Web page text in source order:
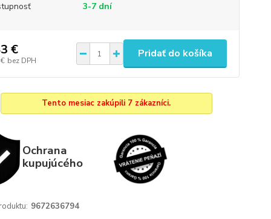
3-7 dní
€
bez DPH
Pridať do košíka
Tento mesiac zakúpili 7 zákazníci.
Ochrana
kupujúcého
9672636794